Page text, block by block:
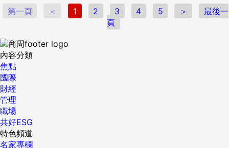
第一頁 ＜ 1 2 3 4 5 ＞
最後一
頁
內容分類
焦點
國際
財經
管理
職場
共好ESG
特色頻道
名家專欄